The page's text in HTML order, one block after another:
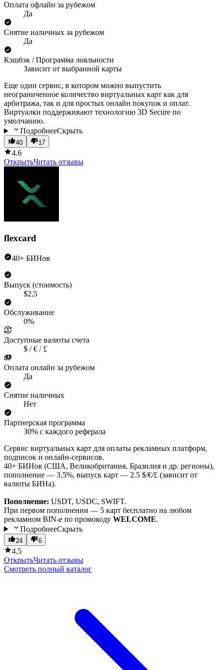
Оплата офлайн за рубежом
Да
Снятие наличных за рубежом
Да
Кэшбэк / Программа лояльности
Зависит от выбранной карты
Еще один сервис, в котором можно выпустить
неограниченное количество виртуальных карт как для
арбитража, так и для простых онлайн покупок и оплат.
Виртуалки поддерживают технологию 3D Secure по
умолчанию.
ПодробнееСкрыть
40 17
4.6
ОткрытьЧитать отзывы
flexcard
40+ БИНов
Выпуск (стоимость)
$2,5
Обслуживание
0%
Доступные валюты счета
$ / € / £
Оплата онлайн за рубежом
Да
Снятие наличных
Нет
Партнерская программа
30% с каждого реферала
Сервис виртуальных карт для оплаты рекламных платформ,
подписок и онлайн-сервисов.
40+ БИНов (США, Великобритания, Бразилия и др. регионы),
пополнение — 3.5%, выпуск карт — 2.5 $/€/£ (зависит от
валюты БИНа).
Пополнение: USDT, USDC, SWIFT.
При первом пополнении — 5 карт бесплатно на любом
рекламном BIN-е по промокоду WELCOME.
ПодробнееСкрыть
24 6
4.5
ОткрытьЧитать отзывы
Смотреть полный каталог